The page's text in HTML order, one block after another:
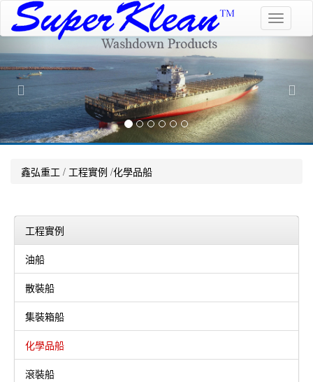
Toggle
Previous
鑫弘重工 / 工程實例 /化學品船
工程實例
油船
散裝船
集裝箱船
化學品船
滾裝船